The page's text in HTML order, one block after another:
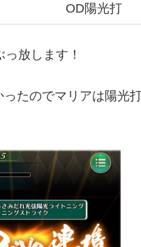
OD陽光打
放します！
たのでマリアは陽光